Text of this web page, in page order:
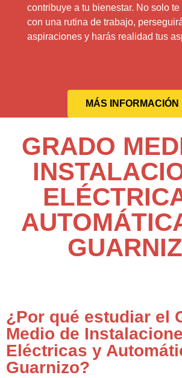
contribuye a tu bienestar. No solo
con una rutina de trabajo,
aspiraciones y harás realidad tus
MÁS INFORMACIÓN
GRADO
¿Por qué estudiar el
Medio de
Eléctricas y
Guarnizo?